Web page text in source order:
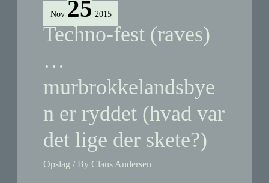
Københavns
Skyttecenter
og
Flugtskytte
Nov 25 2015
Techno-fest (raves)
…
murbrokkelandsbye
n er ryddet (hvad var
det lige der skete?)
Opslag / ByClaus Andersen